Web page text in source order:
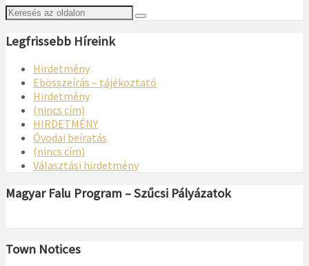
Legfrissebb Híreink
Hirdetmény
Ebösszeírás – tájékoztató
Hirdetmény
(nincs cím)
HIRDETMÉNY
Óvodai beíratás
(nincs cím)
Választási hirdetmény
Magyar Falu Program – Szűcsi Pályázatok
Town Notices